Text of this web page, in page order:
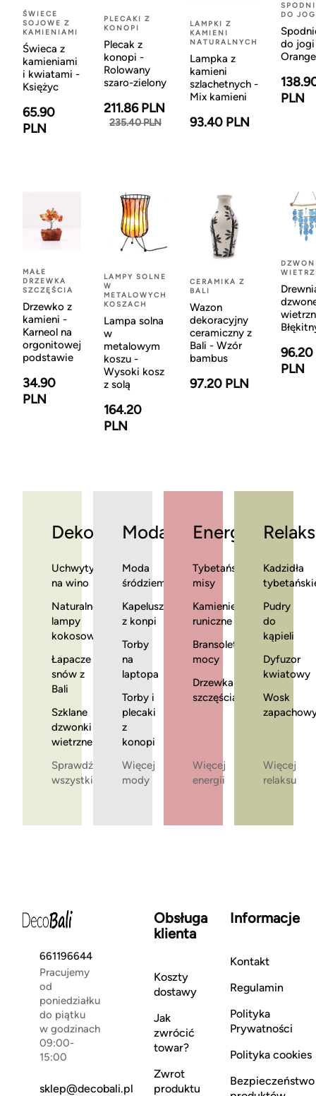
ŚWIECE
SOJOWE Z
KAMIENIAMI
Świeca z
kamieniami
i kwiatami -
Księżyc
65.90
PLN
PLECAKI Z
KONOPI
Plecak z
konopi -
Rolowany
szaro-zielony
211.86 PLN
235.40 PLN
LAMPKI Z
KAMIENI
NATURALNYCH
Lampka z
kamieni
szlachetnych -
Mix kamieni
93.40 PLN
DO
do
Orange
PLN
MAŁE
DRZEWKA
SZCZĘŚCIA
Drzewko z
kamieni -
Karneol na
orgonitowej
podstawie
34.90
PLN
LAMPY SOLNE
W
METALOWYCH
KOSZACH
Lampa solna
w
metalowym
koszu -
Wysoki kosz
z solą
164.20
PLN
CERAMIKA Z
BALI
Wazon
dekoracyjny
ceramiczny z
Bali - Wzór
bambus
97.20 PLN
96.20
PLN
Dekoracje
Uchwyty
na wino
Naturalne
lampy
kokosowe
Łapacze
snów z
Bali
Szklane
dzwonki
wietrzne
Sprawdź
wszystkie
Moda
Moda
śródziemnomorska
Kapelusze
z konpi
Torby
na
laptopa
Torby i
plecaki
z
konopi
Więcej
mody
Energia
Tybetańskie
misy
Kamienie
runiczne
Bransoletki
mocy
Drzewka
szczęścia
Więcej
energii
Relaks
Kadzidła
Pudry
do
kąpieli
Dyfuzor
kwiatowy
Wosk
Więcej
relaksu
661196644
Pracujemy
od
poniedziałku
do piątku
w godzinach
09:00-
15:00
sklep@decobali.pl
Obsługa
klienta
Koszty
dostawy
Jak
zwrócić
towar?
Zwrot
produktu
Informacje
Kontakt
Regulamin
Polityka
Prywatności
Polityka cookies
Bezpieczeństwo